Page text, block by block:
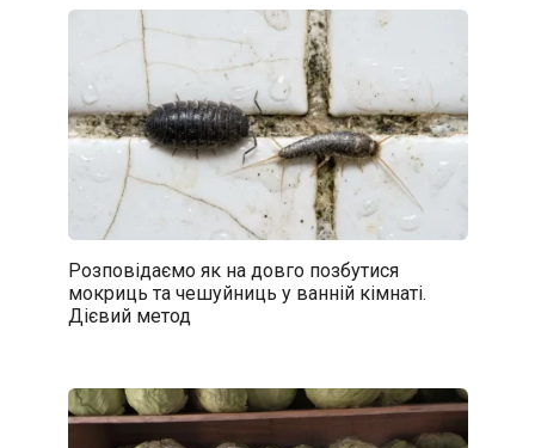
Розповідаємо як на довго позбутися
мокриць та чешуйниць у ванній кімнаті.
Дієвий метод